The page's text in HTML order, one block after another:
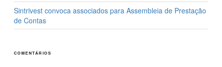
Sintrivest convoca associados para Assembleia de Prestação
de Contas
COMENTÁRIOS